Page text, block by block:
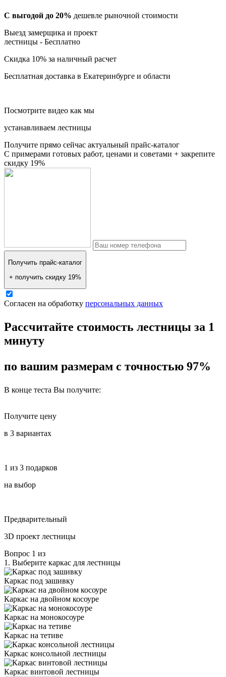
С выгодой до 20% дешевле рыночной стоимости
Выезд замерщика и проект
лестницы - Бесплатно
Скидка 10% за наличный расчет
Бесплатная доставка в Екатеринбурге и области
Посмотрите видео как мы
устанавливаем лестницы
Получите прямо сейчас актуальный прайс-каталог
С примерами готовых работ, ценами и советами + закрепите
скидку 19%
Получить прайс-каталог
+ получить скидку 19%
Согласен на обработку персональных данных
Рассчитайте стоимость лестницы за 1
минуту
по вашим размерам с точностью 97%
В конце теста Вы получите:
Получите цену
в 3 вариантах
1 из 3 подарков
на выбор
Предварительный
3D проект лестницы
Вопрос 1 из
1. Выберите каркас для лестницы
Каркас под зашивку
Каркас на двойном косоуре
Каркас на монокосоуре
Каркас на тетиве
Каркас консольной лестницы
Каркас винтовой лестницы